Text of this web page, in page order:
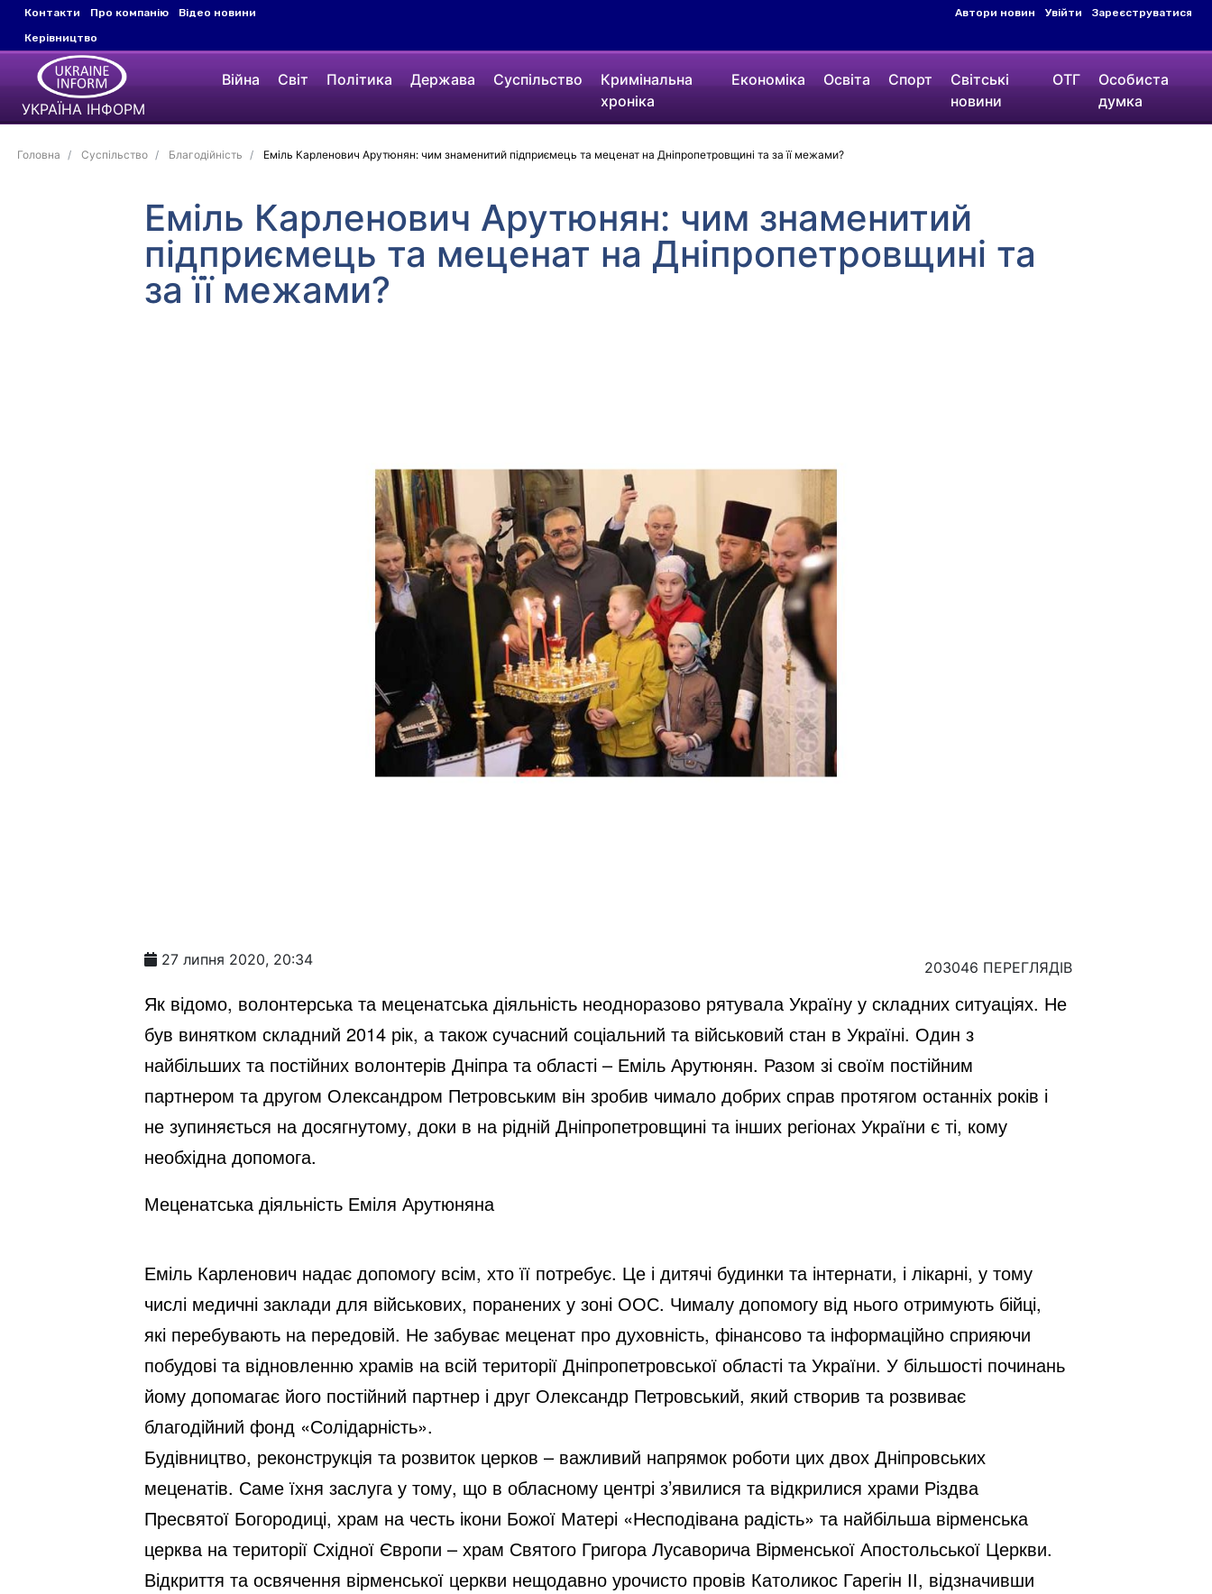
Контакти Про компанію
Відео новини
Керівництво
Автори новин Увійти Зареєструватися
УКРАЇНА ІНФОРМ
Війна Світ Політика Держава Суспільство
Кримінальна
хроніка
Економіка Освіта Спорт
Світські
новини
ОТГ
Особиста
думка
Головна Суспільство Благодійність Еміль Карленович Арутюнян: чим знаменитий підприємець та меценат на Дніпропетровщині та за її межами?
Еміль Карленович Арутюнян: чим знаменитий
підприємець та меценат на Дніпропетровщині та
за її межами?
27 липня 2020, 20:34 203046 ПЕРЕГЛЯДІВ
Як відомо, волонтерська та меценатська діяльність неодноразово рятувала Україну у складних ситуаціях. Не
був винятком складний 2014 рік, а також сучасний соціальний та військовий стан в Україні. Один з
найбільших та постійних волонтерів Дніпра та області – Еміль Арутюнян. Разом зі своїм постійним
партнером та другом Олександром Петровським він зробив чимало добрих справ протягом останніх років і
не зупиняється на досягнутому, доки в на рідній Дніпропетровщині та інших регіонах України є ті, кому
необхідна допомога.
Меценатська діяльність Еміля Арутюняна
Еміль Карленович надає допомогу всім, хто її потребує. Це і дитячі будинки та інтернати, і лікарні, у тому
числі медичні заклади для військових, поранених у зоні ООС. Чималу допомогу від нього отримують бійці,
які перебувають на передовій. Не забуває меценат про духовність, фінансово та інформаційно сприяючи
побудові та відновленню храмів на всій території Дніпропетровської області та України. У більшості починань
йому допомагає його постійний партнер і друг Олександр Петровський, який створив та розвиває
благодійний фонд «Солідарність».
Будівництво, реконструкція та розвиток церков – важливий напрямок роботи цих двох Дніпровських
меценатів. Саме їхня заслуга у тому, що в обласному центрі з’явилися та відкрилися храми Різдва
Пресвятої Богородиці, храм на честь ікони Божої Матері «Несподівана радість» та найбільша вірменська
церква на території Східної Європи – храм Святого Григора Лусаворича Вірменської Апостольської Церкви.
Відкриття та освячення вірменської церкви нещодавно урочисто провів Католикос Гарегін ІІ, відзначивши